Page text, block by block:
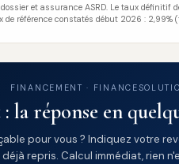
et assurance ASRD. Le taux définitif
de référence constatés début 2026 : 2,99%
FINANCEMENT ·
la réponse en
pour vous ? Indiquez votre
repris. Calcul immédiat, rien